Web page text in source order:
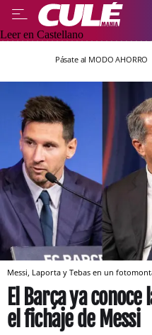
Leer en Castellano
Pásate al MODO AHORRO
Messi, Laporta y Tebas en un
El Barça ya
el fichaje de Messi